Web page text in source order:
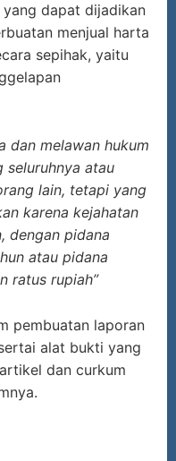
dapat dijadikan
menjual harta
sepihak, yaitu
dan melawan hukum
seluruhnya atau
lain, tetapi yang
karena kejahatan
dengan pidana
atau pidana
ratus rupiah”
pembuatan laporan
alat bukti yang
dan curkum